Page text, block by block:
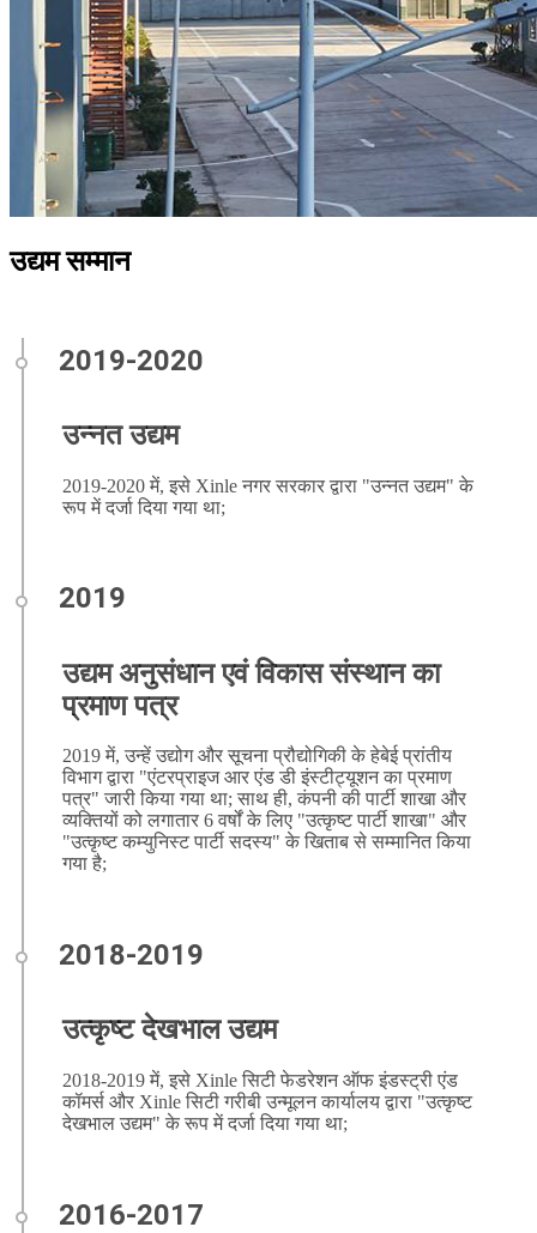
उद्यम सम्मान
उन्नत उद्यम
2019-2020 में, इसे Xinle नगर सरकार द्वारा "उन्नत उद्यम" के
रूप में दर्जा दिया गया था;
उद्यम अनुसंधान एवं विकास संस्थान का
प्रमाण पत्र
2019 में, उन्हें उद्योग और सूचना प्रौद्योगिकी के हेबेई प्रांतीय
विभाग द्वारा "एंटरप्राइज आर एंड डी इंस्टीट्यूशन का प्रमाण
पत्र" जारी किया गया था; साथ ही, कंपनी की पार्टी शाखा और
व्यक्तियों को लगातार 6 वर्षों के लिए "उत्कृष्ट पार्टी शाखा" और
"उत्कृष्ट कम्युनिस्ट पार्टी सदस्य" के खिताब से सम्मानित किया
गया है;
उत्कृष्ट देखभाल उद्यम
2018-2019 में, इसे Xinle सिटी फेडरेशन ऑफ इंडस्ट्री एंड
कॉमर्स और Xinle सिटी गरीबी उन्मूलन कार्यालय द्वारा "उत्कृष्ट
देखभाल उद्यम" के रूप में दर्जा दिया गया था;